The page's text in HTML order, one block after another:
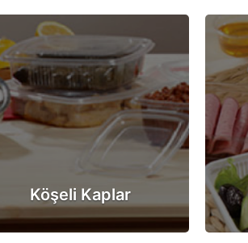
Köşeli Kaplar